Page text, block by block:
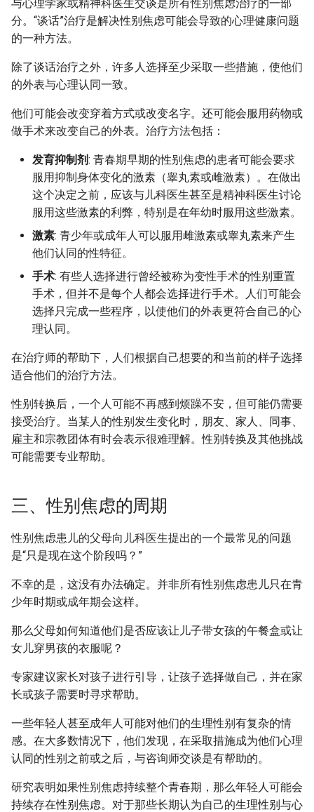
与心理学家或精神科医生交谈是所有性别焦虑治疗的一部
分。“谈话”治疗是解决性别焦虑可能会导致的心理健康问题
的一种方法。
除了谈话治疗之外，许多人选择至少采取一些措施，使他们
的外表与心理认同一致。
他们可能会改变穿着方式或改变名字。还可能会服用药物或
做手术来改变自己的外表。治疗方法包括：
发育抑制剂: 青春期早期的性别焦虑的患者可能会要求
服用抑制身体变化的激素（睾丸素或雌激素）。在做出
这个决定之前，应该与儿科医生甚至是精神科医生讨论
服用这些激素的利弊，特别是在年幼时服用这些激素。
激素: 青少年或成年人可以服用雌激素或睾丸素来产生
他们认同的性特征。
手术: 有些人选择进行曾经被称为变性手术的性别重置
手术，但并不是每个人都会选择进行手术。人们可能会
选择只完成一些程序，以使他们的外表更符合自己的心
理认同。
在治疗师的帮助下，人们根据自己想要的和当前的样子选择
适合他们的治疗方法。
性别转换后，一个人可能不再感到烦躁不安，但可能仍需要
接受治疗。当某人的性别发生变化时，朋友、家人、同事、
雇主和宗教团体有时会表示很难理解。性别转换及其他挑战
可能需要专业帮助。
三、性别焦虑的周期
性别焦虑患儿的父母向儿科医生提出的一个最常见的问题
是“只是现在这个阶段吗？”
不幸的是，这没有办法确定。并非所有性别焦虑患儿只在青
少年时期或成年期会这样。
那么父母如何知道他们是否应该让儿子带女孩的午餐盒或让
女儿穿男孩的衣服呢？
专家建议家长对孩子进行引导，让孩子选择做自己，并在家
长或孩子需要时寻求帮助。
一些年轻人甚至成年人可能对他们的生理性别有复杂的情
感。在大多数情况下，他们发现，在采取措施成为他们心理
认同的性别之前或之后，与咨询师交谈是有帮助的。
研究表明如果性别焦虑持续整个青春期，那么年轻人可能会
持续存在性别焦虑。对于那些长期认为自己的生理性别与心